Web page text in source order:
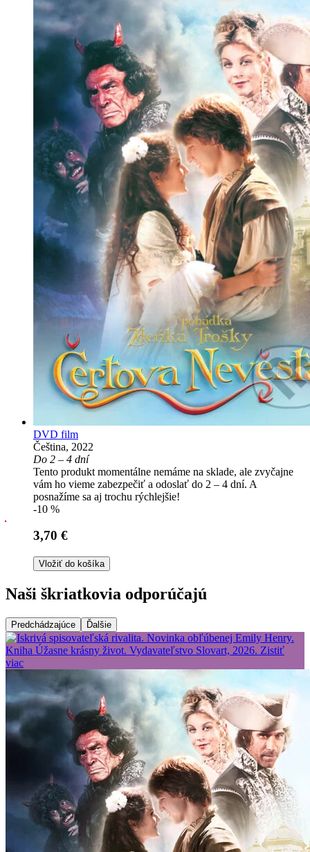
DVD film
Čeština, 2022
Do 2 – 4 dní
Tento produkt momentálne nemáme na sklade, ale zvyčajne
vám ho vieme zabezpečiť a odoslať do 2 – 4 dní. A
posnažíme sa aj trochu rýchlejšie!
-10 %
3,70 €
Vložiť do košíka
Naši škriatkovia odporúčajú
Predchádzajúce Ďalšie